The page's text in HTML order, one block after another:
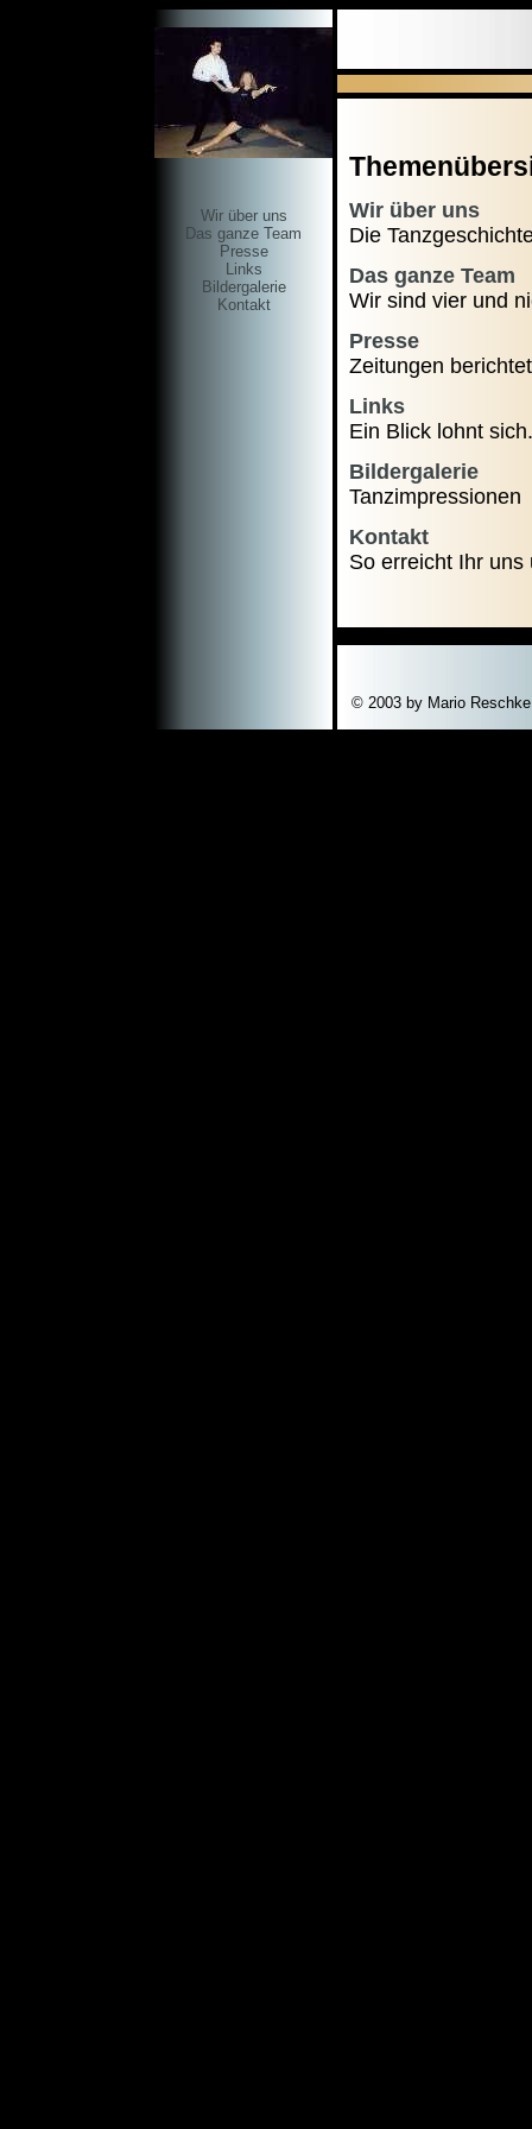
Wir über uns
Das ganze Team
Presse
Links
Bildergalerie
Kontakt
Wir über uns
Die
Das ganze Team
Wir sind vier und
Presse
Zeitungen
Links
Ein Blick lohnt sich.
Bildergalerie
Tanzimpressionen
Kontakt
So erreicht Ihr uns
© 2003 by Mario